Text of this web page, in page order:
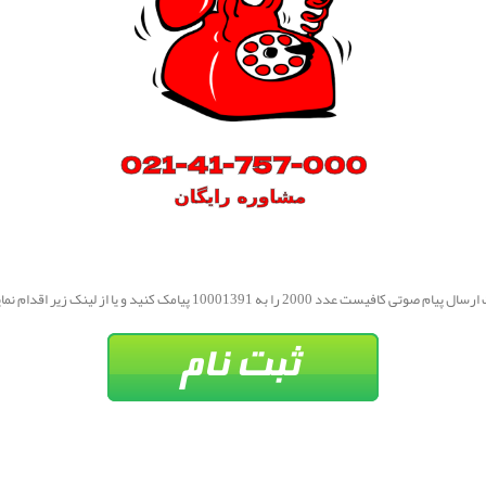
صوتی کافیست عدد 2000 را به 10001391 پیامک کنید و یا از لینک زیر اقدام نمایید.